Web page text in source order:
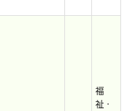
福
祉・